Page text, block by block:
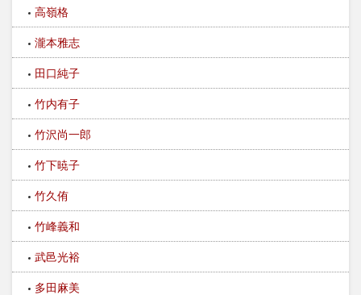
高嶺格
瀧本雅志
田口純子
竹内有子
竹沢尚一郎
竹下暁子
竹久侑
竹峰義和
武邑光裕
多田麻美